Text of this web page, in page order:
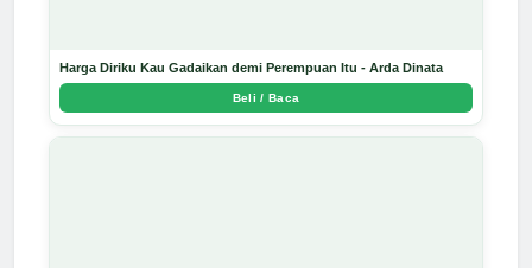
Harga Diriku Kau Gadaikan demi Perempuan Itu - Arda Dinata
Beli / Baca